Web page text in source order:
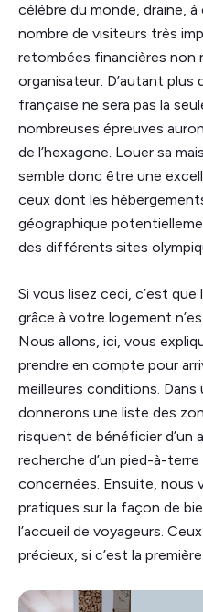
célèbre du monde, draine,
nombre de visiteurs très
retombées financières non
organisateur. D’autant plus
française ne sera pas la
nombreuses épreuves
de l’hexagone. Louer sa
semble donc être une
ceux dont les
géographique
des différents sites
Si vous lisez ceci, c’est que
grâce à votre logement
Nous allons, ici, vous
prendre en compte pour
meilleures conditions.
donnerons une liste des
risquent de bénéficier d’un
recherche d’un pied-à-
concernées. Ensuite, nous
pratiques sur la façon de
l’accueil de voyageurs.
précieux, si c’est la